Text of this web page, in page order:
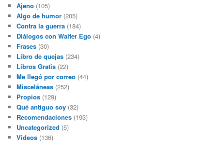
Ajeno (105)
Algo de humor (205)
Contra la guerra (184)
Diálogos con Walter Ego (4)
Frases (30)
Libro de quejas (234)
Libros Gratis (22)
Me llegó por correo (44)
Misceláneas (252)
Propios (129)
Qué antiguo soy (32)
Recomendaciones (193)
Uncategorized (5)
Videos (136)